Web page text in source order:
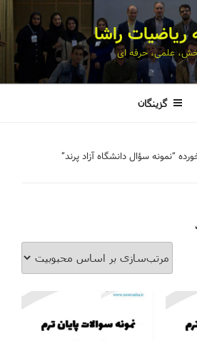
ریاضیات راشا
علمی، حرفه ای
گزینگان
“نمونه سؤال دانشگاه آزاد پرند”